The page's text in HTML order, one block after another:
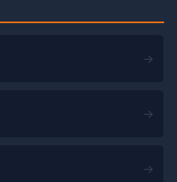
→
→
→